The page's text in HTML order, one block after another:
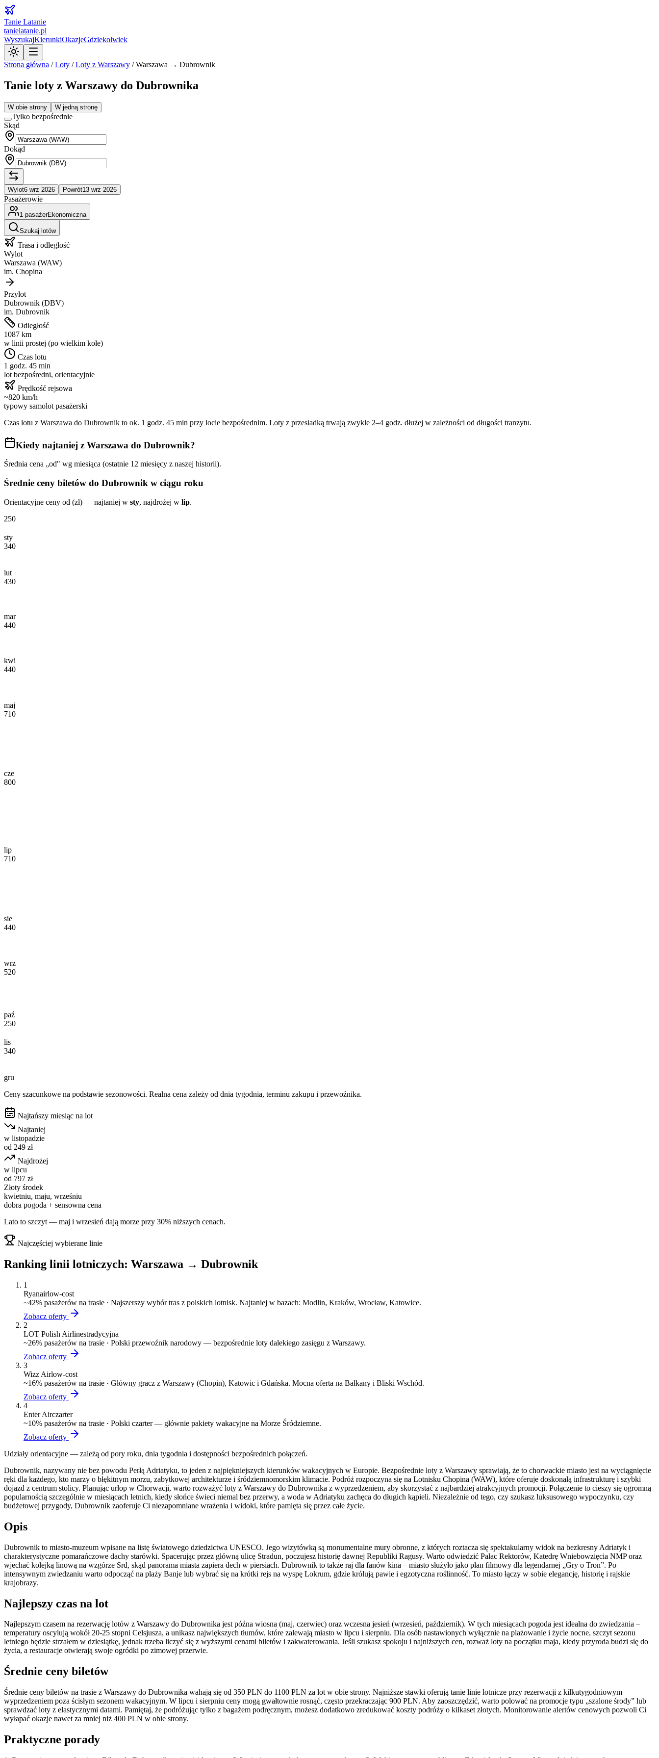
Tanie Latanie
tanielatanie.pl
WyszukajKierunkiOkazjeGdziekolwiek
Strona główna /Loty /Loty z Warszawy /Warszawa → Dubrownik
Tanie loty z Warszawy do Dubrownika
W obie strony W jedną stronę
Tylko bezpośrednie
Skąd
Dokąd
Wylot6 wrz 2026 Powrót13 wrz 2026
Pasażerowie
1 pasażerEkonomiczna
Szukaj lotów
Trasa i odległość
Wylot
Warszawa (WAW)
im. Chopina
Przylot
Dubrownik (DBV)
im. Dubrovnik
Odległość
1087 km
w linii prostej (po wielkim kole)
Czas lotu
1 godz. 45 min
lot bezpośredni, orientacyjnie
Prędkość rejsowa
~820 km/h
typowy samolot pasażerski
Czas lotu z Warszawa do Dubrownik to ok. 1 godz. 45 min przy locie bezpośrednim. Loty z przesiadką trwają zwykle 2–4 godz. dłużej w zależności od długości tranzytu.
Kiedy najtaniej z Warszawa do Dubrownik?
Średnia cena „od" wg miesiąca (ostatnie 12 miesięcy z naszej historii).
Średnie ceny biletów do Dubrownik w ciągu roku
Orientacyjne ceny od (zł) — najtaniej w sty, najdrożej w lip.
250
sty
340
lut
430
mar
440
kwi
440
maj
710
cze
800
lip
710
sie
440
wrz
520
paź
250
lis
340
gru
Ceny szacunkowe na podstawie sezonowości. Realna cena zależy od dnia tygodnia, terminu zakupu i przewoźnika.
Najtańszy miesiąc na lot
Najtaniej
w listopadzie
od 249 zł
Najdrożej
w lipcu
od 797 zł
Złoty środek
kwietniu, maju, wrześniu
dobra pogoda + sensowna cena
Lato to szczyt — maj i wrzesień dają morze przy 30% niższych cenach.
Najczęściej wybierane linie
Ranking linii lotniczych: Warszawa → Dubrownik
1
Ryanairlow-cost
~42% pasażerów na trasie · Najszerszy wybór tras z polskich lotnisk. Najtaniej w bazach: Modlin, Kraków, Wrocław, Katowice.
Zobacz oferty
2
LOT Polish Airlinestradycyjna
~26% pasażerów na trasie · Polski przewoźnik narodowy — bezpośrednie loty dalekiego zasięgu z Warszawy.
Zobacz oferty
3
Wizz Airlow-cost
~16% pasażerów na trasie · Główny gracz z Warszawy (Chopin), Katowic i Gdańska. Mocna oferta na Bałkany i Bliski Wschód.
Zobacz oferty
4
Enter Airczarter
~10% pasażerów na trasie · Polski czarter — głównie pakiety wakacyjne na Morze Śródziemne.
Zobacz oferty
Udziały orientacyjne — zależą od pory roku, dnia tygodnia i dostępności bezpośrednich połączeń.
Dubrownik, nazywany nie bez powodu Perłą Adriatyku, to jeden z najpiękniejszych kierunków wakacyjnych w Europie. Bezpośrednie loty z Warszawy sprawiają, że to chorwackie miasto jest na wyciągnięcie
ręki dla każdego, kto marzy o błękitnym morzu, zabytkowej architekturze i śródziemnomorskim klimacie. Podróż rozpoczyna się na Lotnisku Chopina (WAW), które oferuje doskonałą infrastrukturę i szybki
dojazd z centrum stolicy. Planując urlop w Chorwacji, warto rozważyć loty z Warszawy do Dubrownika z wyprzedzeniem, aby skorzystać z najbardziej atrakcyjnych promocji. Połączenie to cieszy się ogromną
popularnością szczególnie w miesiącach letnich, kiedy słońce świeci niemal bez przerwy, a woda w Adriatyku zachęca do długich kąpieli. Niezależnie od tego, czy szukasz luksusowego wypoczynku, czy
budżetowej przygody, Dubrownik zaoferuje Ci niezapomniane wrażenia i widoki, które pamięta się przez całe życie.
Opis
Dubrownik to miasto-muzeum wpisane na listę światowego dziedzictwa UNESCO. Jego wizytówką są monumentalne mury obronne, z których roztacza się spektakularny widok na bezkresny Adriatyk i
charakterystyczne pomarańczowe dachy starówki. Spacerując przez główną ulicę Stradun, poczujesz historię dawnej Republiki Ragusy. Warto odwiedzić Pałac Rektorów, Katedrę Wniebowzięcia NMP oraz
wjechać kolejką linową na wzgórze Srđ, skąd panorama miasta zapiera dech w piersiach. Dubrownik to także raj dla fanów kina – miasto służyło jako plan filmowy dla legendarnej „Gry o Tron”. Po
intensywnym zwiedzaniu warto odpocząć na plaży Banje lub wybrać się na krótki rejs na wyspę Lokrum, gdzie królują pawie i egzotyczna roślinność. To miasto łączy w sobie elegancję, historię i rajskie
krajobrazy.
Najlepszy czas na lot
Najlepszym czasem na rezerwację lotów z Warszawy do Dubrownika jest późna wiosna (maj, czerwiec) oraz wczesna jesień (wrzesień, październik). W tych miesiącach pogoda jest idealna do zwiedzania –
temperatury oscylują wokół 20-25 stopni Celsjusza, a unikasz największych tłumów, które zalewają miasto w lipcu i sierpniu. Dla osób nastawionych wyłącznie na plażowanie i życie nocne, szczyt sezonu
letniego będzie strzałem w dziesiątkę, jednak trzeba liczyć się z wyższymi cenami biletów i zakwaterowania. Jeśli szukasz spokoju i najniższych cen, rozważ loty na początku maja, kiedy przyroda budzi się do
życia, a restauracje otwierają swoje ogródki po zimowej przerwie.
Średnie ceny biletów
Średnie ceny biletów na trasie z Warszawy do Dubrownika wahają się od 350 PLN do 1100 PLN za lot w obie strony. Najniższe stawki oferują tanie linie lotnicze przy rezerwacji z kilkutygodniowym
wyprzedzeniem poza ścisłym sezonem wakacyjnym. W lipcu i sierpniu ceny mogą gwałtownie rosnąć, często przekraczając 900 PLN. Aby zaoszczędzić, warto polować na promocje typu „szalone środy” lub
sprawdzać loty z elastycznymi datami. Pamiętaj, że podróżując tylko z bagażem podręcznym, możesz dodatkowo zredukować koszty podróży o kilkaset złotych. Monitorowanie alertów cenowych pozwoli Ci
wyłapać okazje nawet za mniej niż 400 PLN w obie strony.
Praktyczne porady